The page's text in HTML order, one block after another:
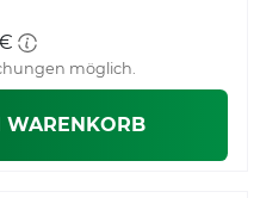
möglich.
WARENKORB